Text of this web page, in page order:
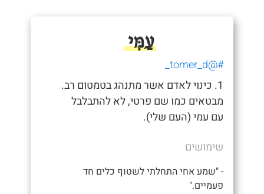
עַמִּי
#@tomer_d_
1. כינוי לאדם אשר מתנהג בטמטום רב.
מבטאים כמו שם פרטי, לא להתבלבל
עם עמי (העם שלי).
שימושים
- "שמע אחי התחלתי לשטוף כלים חד
פעמיים."